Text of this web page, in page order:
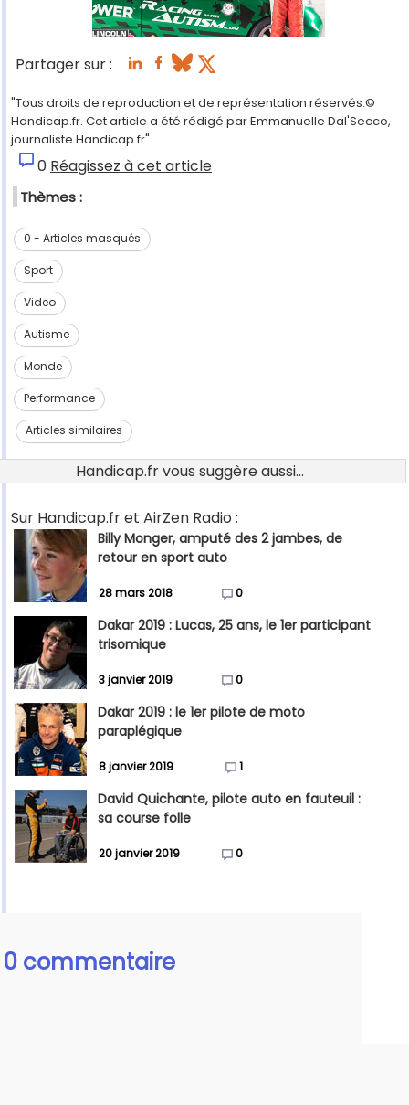
Partager sur :
"Tous droits de reproduction et de représentation réservés.©
Handicap.fr. Cet article a été rédigé par Emmanuelle Dal'Secco,
journaliste Handicap.fr"
0 Réagissez à cet article
Thèmes :
0 - Articles masqués
Sport
Video
Autisme
Monde
Performance
Articles similaires
Handicap.fr vous suggère aussi...
Sur Handicap.fr et AirZen Radio :
Billy Monger, amputé des 2 jambes, de
retour en sport auto
28 mars 2018 0
Dakar 2019 : Lucas, 25 ans, le 1er participant
trisomique
3 janvier 2019 0
Dakar 2019 : le 1er pilote de moto
paraplégique
8 janvier 2019 1
David Quichante, pilote auto en fauteuil :
sa course folle
20 janvier 2019 0
0 commentaire